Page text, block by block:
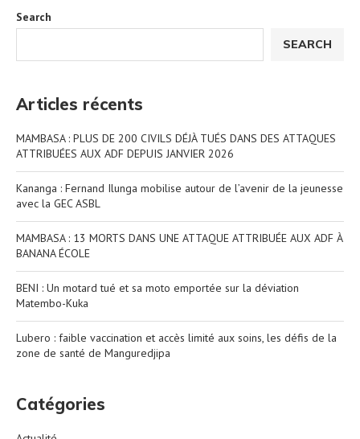
Search
SEARCH
Articles récents
MAMBASA : PLUS DE 200 CIVILS DÉJÀ TUÉS DANS DES ATTAQUES
ATTRIBUÉES AUX ADF DEPUIS JANVIER 2026
Kananga : Fernand Ilunga mobilise autour de l’avenir de la jeunesse
avec la GEC ASBL
MAMBASA : 13 MORTS DANS UNE ATTAQUE ATTRIBUÉE AUX ADF À
BANANA ÉCOLE
BENI : Un motard tué et sa moto emportée sur la déviation
Matembo-Kuka
Lubero : faible vaccination et accès limité aux soins, les défis de la
zone de santé de Manguredjipa
Catégories